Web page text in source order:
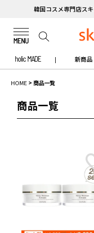
韓国コスメ専門店ス
holic MADE 新商品
HOME 商品一覧
商品一覧